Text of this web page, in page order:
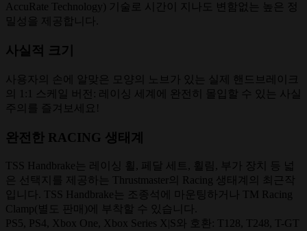
AccuRate Technology) 기술로 시간이 지나도 변함없는 높은 정
밀성을 제공합니다.
사실적 크기
사용자의 손에 알맞은 모양의 노브가 있는 실제 핸드브레이크
의 1:1 스케일 버전: 레이싱 세계에 완전히 몰입할 수 있는 사실
주의를 즐겨보세요!
완전한 RACING 생태계
TSS Handbrake는 레이싱 휠, 페달 세트, 휠림, 부가 장치 등 넓
은 선택지를 제공하는 Thrustmaster의 Racing 생태계의 최근작
입니다. TSS Handbrake는 조종석에 마운팅하거나 TM Racing
Clamp(별도 판매)에 부착할 수 있습니다.
PS5, PS4, Xbox One, Xbox Series X|S와 호환: T128, T248, T-GT